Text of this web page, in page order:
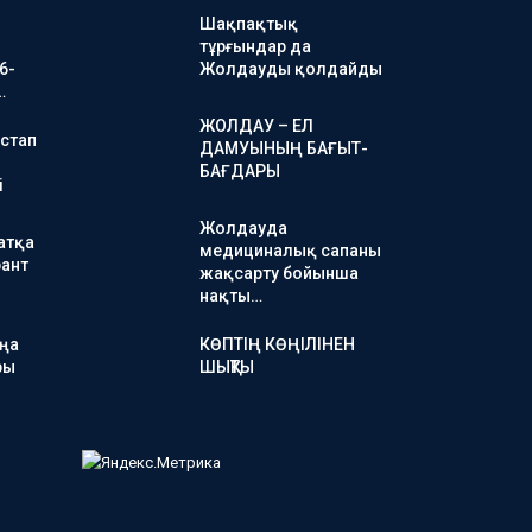
Шақпақтық
тұрғындар да
Жолдауды қолдайды
ЖОЛДАУ – ЕЛ
ДАМУЫНЫҢ БАҒЫТ-
БАҒДАРЫ
Жолдауда
медициналық сапаны
жақсарту бойынша
нақты…
КӨПТІҢ КӨҢІЛІНЕН
ШЫҚТЫ